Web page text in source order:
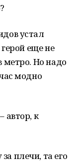
устал
герой еще не
метро. Но надо
модно
автор, к
плечи, та его